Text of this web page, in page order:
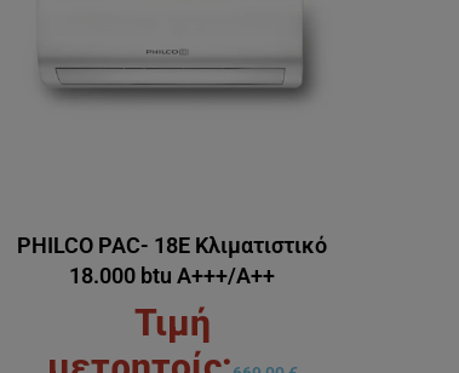
PHILCO PAC- 18E Κλιματιστικό
18.000 btu Α+++/A++